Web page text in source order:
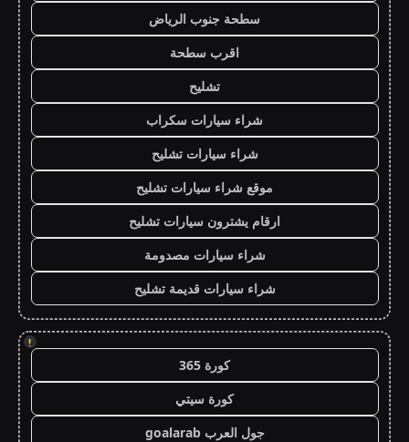
سطحة جنوب الرياض
اقرب سطحة
تشليح
شراء سيارات سكراب
شراء سيارات تشليح
موقع شراء سيارات تشليح
ارقام يشترون سيارات تشليح
شراء سيارات مصدومة
شراء سيارات قديمة تشليح
!
كورة 365
كورة سيتي
جول العرب goalarab